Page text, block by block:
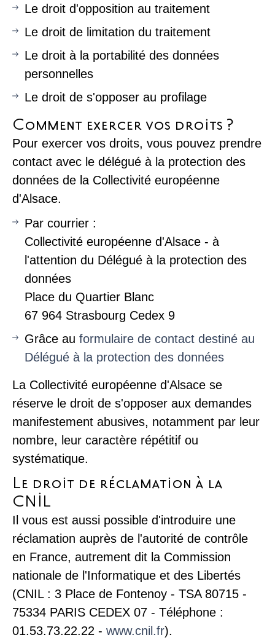
Le droit d'opposition au traitement
Le droit de limitation du traitement
Le droit à la portabilité des données
personnelles
Le droit de s'opposer au profilage
Comment exercer vos droits ?
Pour exercer vos droits, vous pouvez prendre
contact avec le délégué à la protection des
données de la Collectivité européenne
d'Alsace.
Par courrier :
Collectivité européenne d'Alsace - à
l'attention du Délégué à la protection des
données
Place du Quartier Blanc
67 964 Strasbourg Cedex 9
Grâce au formulaire de contact destiné au
Délégué à la protection des données
La Collectivité européenne d'Alsace se
réserve le droit de s'opposer aux demandes
manifestement abusives, notamment par leur
nombre, leur caractère répétitif ou
systématique.
Le droit de réclamation à la
CNIL
Il vous est aussi possible d'introduire une
réclamation auprès de l'autorité de contrôle
en France, autrement dit la Commission
nationale de l'Informatique et des Libertés
(CNIL : 3 Place de Fontenoy - TSA 80715 -
75334 PARIS CEDEX 07 - Téléphone :
01.53.73.22.22 - www.cnil.fr).